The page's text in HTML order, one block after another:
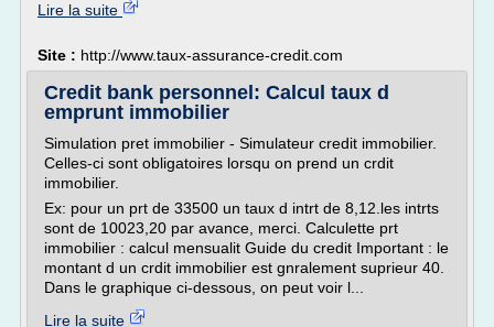
Lire la suite
Site : http://www.taux-assurance-credit.com
Credit bank personnel: Calcul taux d
emprunt immobilier
Simulation pret immobilier - Simulateur credit immobilier.
Celles-ci sont obligatoires lorsqu on prend un crdit
immobilier.
Ex: pour un prt de 33500 un taux d intrt de 8,12.les intrts
sont de 10023,20 par avance, merci. Calculette prt
immobilier : calcul mensualit Guide du credit Important : le
montant d un crdit immobilier est gnralement suprieur 40.
Dans le graphique ci-dessous, on peut voir l...
Lire la suite